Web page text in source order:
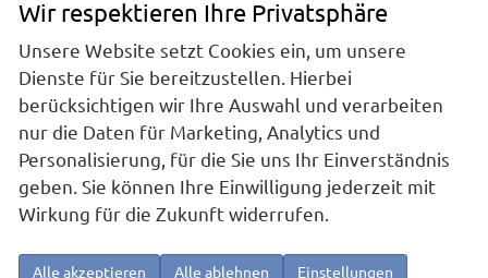
Volkswagen Polo
sofort lieferbar Neuwagen
Fahrzeugnr.25702 GetriebeSchalt. 5-Gang
KraftstoffBenzin Außenfarbe[0Q0Q] Pure White
Leistung59 kW (80 PS) Kilometerstand20 km
19.180,– € Details
Wir respektieren Ihre Privatsphäre
Unsere Website setzt Cookies ein, um unsere
Dienste für Sie bereitzustellen. Hierbei
berücksichtigen wir Ihre Auswahl und verarbeiten
nur die Daten für Marketing, Analytics und
Personalisierung, für die Sie uns Ihr Einverständnis
geben. Sie können Ihre Einwilligung jederzeit mit
Wirkung für die Zukunft widerrufen.
Alle akzeptieren Alle ablehnen Einstellungen